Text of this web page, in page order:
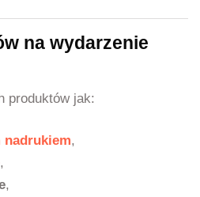
na wydarzenie
produktów jak:
nadrukiem,
,
,